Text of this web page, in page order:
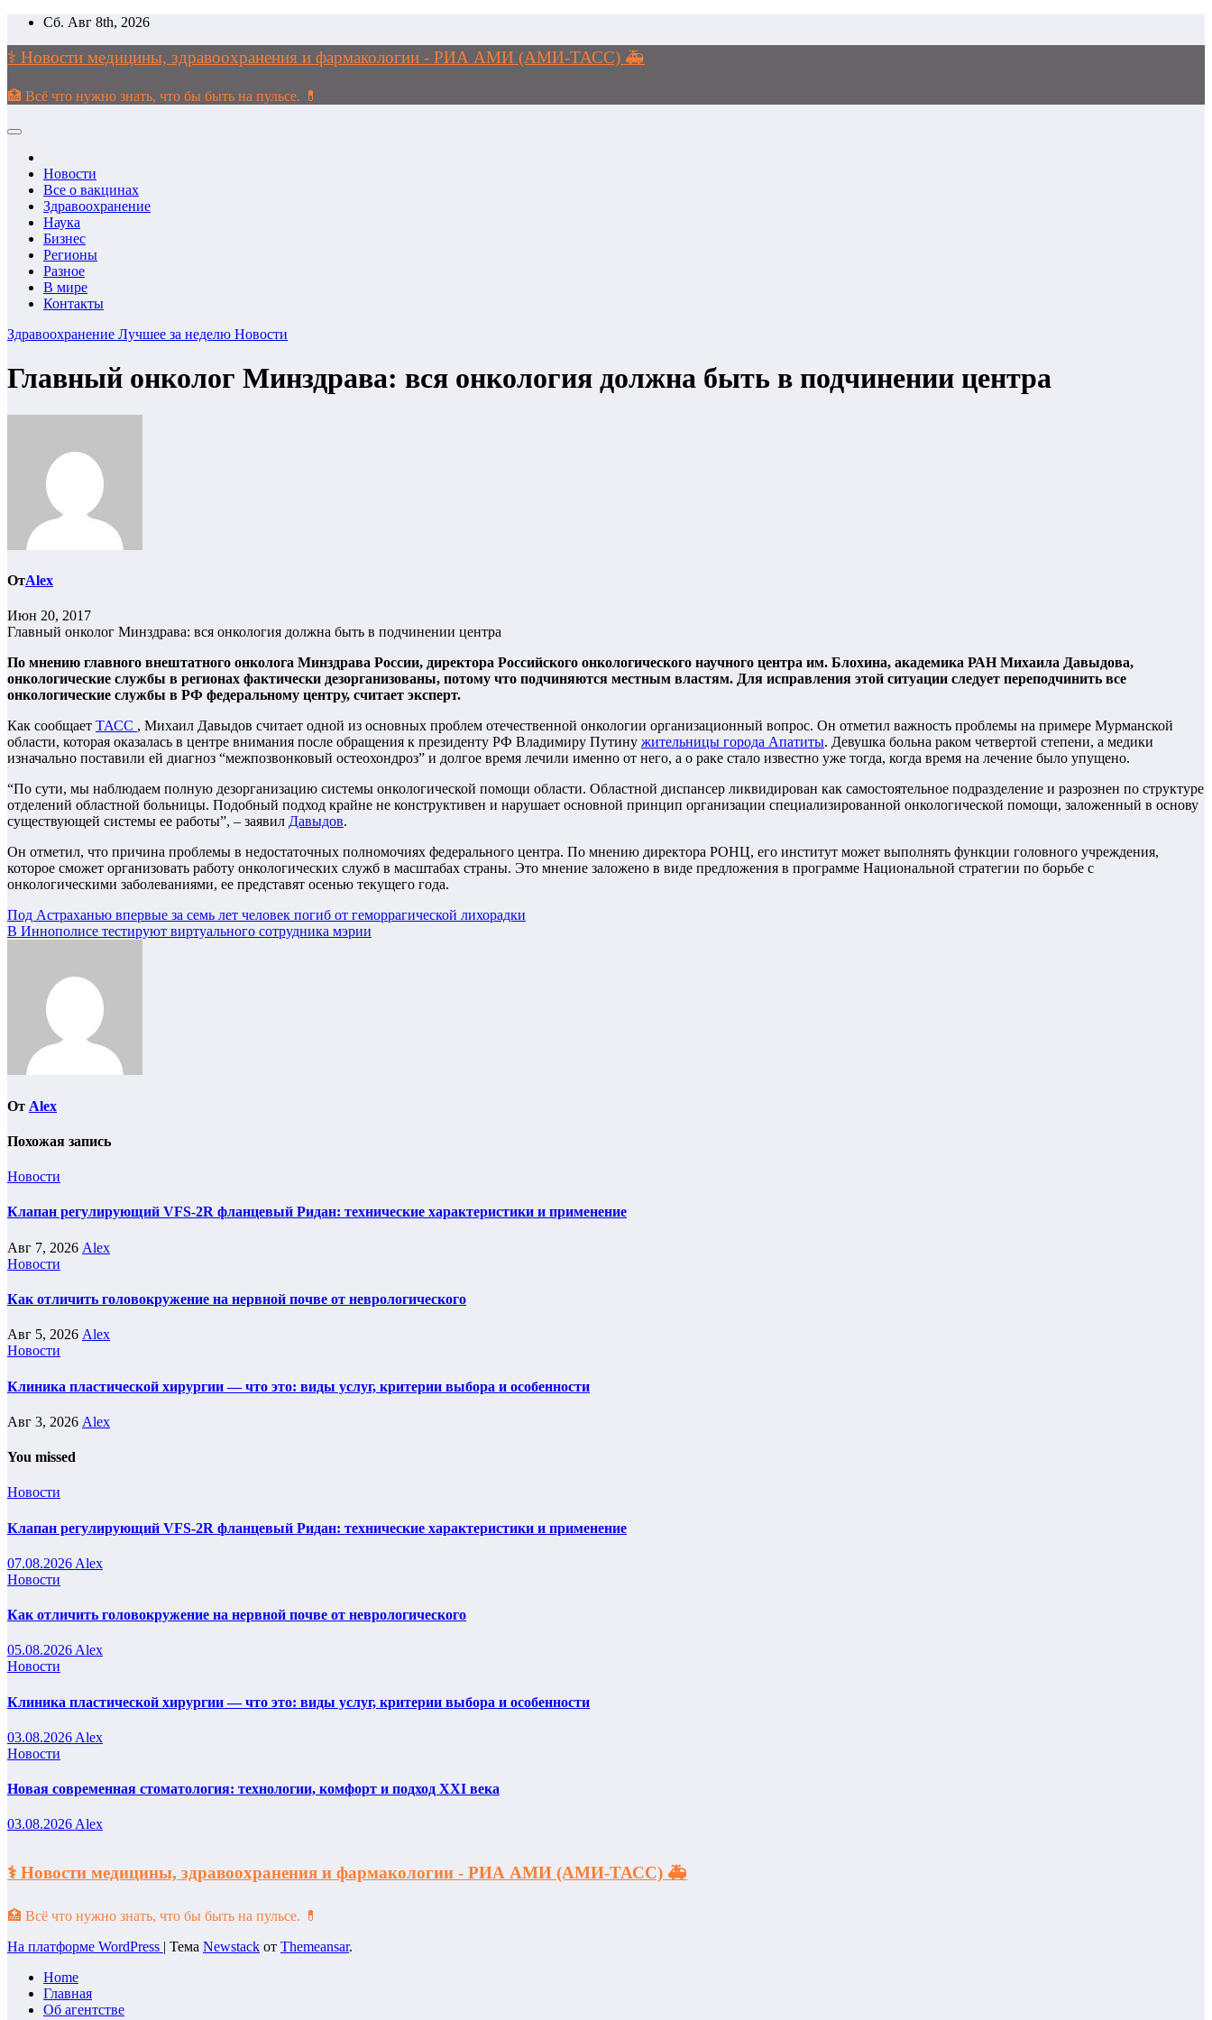
Перейти
содержимому
Сб. Авг 8th, 2026
⚕️ Новости медицины, здравоохранения и фармакологии - РИА АМИ (АМИ-ТАСС) 🚑
🏥 Всё что нужно знать, что бы быть на пульсе. 💊
Новости
Все о вакцинах
Здравоохранение
Наука
Бизнес
Регионы
Разное
В мире
Контакты
Здравоохранение Лучшее за неделю Новости
Главный онколог Минздрава: вся онкология должна быть в подчинении центра
ОтAlex
Июн 20, 2017
Главный онколог Минздрава: вся онкология должна быть в подчинении центра
По мнению главного внештатного онколога Минздрава России, директора Российского онкологического научного центра им. Блохина, академика РАН Михаила Давыдова,
онкологические службы в регионах фактически дезорганизованы, потому что подчиняются местным властям. Для исправления этой ситуации следует переподчинить все
онкологические службы в РФ федеральному центру, считает эксперт.
Как сообщает ТАСС , Михаил Давыдов считает одной из основных проблем отечественной онкологии организационный вопрос. Он отметил важность проблемы на примере Мурманской
области, которая оказалась в центре внимания после обращения к президенту РФ Владимиру Путину жительницы города Апатиты. Девушка больна раком четвертой степени, а медики
изначально поставили ей диагноз “межпозвонковый остеохондроз” и долгое время лечили именно от него, а о раке стало известно уже тогда, когда время на лечение было упущено.
“По сути, мы наблюдаем полную дезорганизацию системы онкологической помощи области. Областной диспансер ликвидирован как самостоятельное подразделение и разрознен по структуре
отделений областной больницы. Подобный подход крайне не конструктивен и нарушает основной принцип организации специализированной онкологической помощи, заложенный в основу
существующей системы ее работы”, – заявил Давыдов.
Он отметил, что причина проблемы в недостаточных полномочиях федерального центра. По мнению директора РОНЦ, его институт может выполнять функции головного учреждения,
которое сможет организовать работу онкологических служб в масштабах страны. Это мнение заложено в виде предложения в программе Национальной стратегии по борьбе с
онкологическими заболеваниями, ее представят осенью текущего года.
Навигация
по
Под Астраханью впервые за семь лет человек погиб от геморрагической лихорадки
В Иннополисе тестируют виртуального сотрудника мэрии
От Alex
Похожая запись
Новости
Клапан регулирующий VFS-2R фланцевый Ридан: технические характеристики и применение
Авг 7, 2026 Alex
Новости
Как отличить головокружение на нервной почве от неврологического
Авг 5, 2026 Alex
Новости
Клиника пластической хирургии — что это: виды услуг, критерии выбора и особенности
Авг 3, 2026 Alex
You missed
Новости
Клапан регулирующий VFS-2R фланцевый Ридан: технические характеристики и применение
07.08.2026 Alex
Новости
Как отличить головокружение на нервной почве от неврологического
05.08.2026 Alex
Новости
Клиника пластической хирургии — что это: виды услуг, критерии выбора и особенности
03.08.2026 Alex
Новости
Новая современная стоматология: технологии, комфорт и подход XXI века
03.08.2026Alex
⚕️ Новости медицины, здравоохранения и фармакологии - РИА АМИ (АМИ-ТАСС) 🚑
🏥 Всё что нужно знать, что бы быть на пульсе. 💊
На платформе WordPress | Тема Newstack от Themeansar.
Home
Главная
Об агентстве